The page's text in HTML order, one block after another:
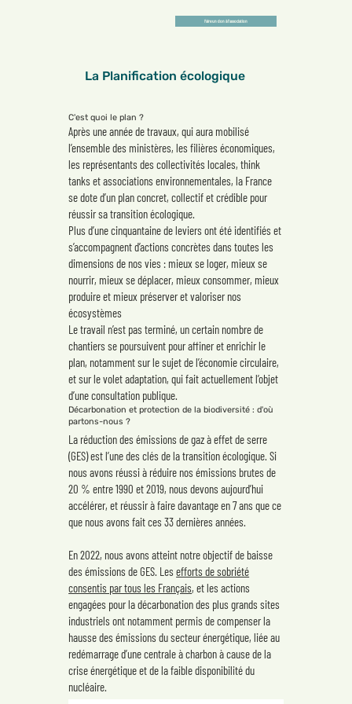
Faire un don à l'association
La Planification écologique
C'est quoi le plan ?
Après une année de travaux, qui aura mobilisé
l’ensemble des ministères, les filières économiques,
les représentants des collectivités locales, think
tanks et associations environnementales, la France
se dote d’un plan concret, collectif et crédible pour
réussir sa transition écologique.
Plus d’une cinquantaine de leviers ont été identifiés et
s’accompagnent d’actions concrètes dans toutes les
dimensions de nos vies : mieux se loger, mieux se
nourrir, mieux se déplacer, mieux consommer, mieux
produire et mieux préserver et valoriser nos
écosystèmes
Le travail n’est pas terminé, un certain nombre de
chantiers se poursuivent pour affiner et enrichir le
plan, notamment sur le sujet de l’économie circulaire,
et sur le volet adaptation, qui fait actuellement l’objet
d’une consultation publique.
Décarbonation et protection de la biodiversité : d'où
partons-nous ?
La réduction des émissions de gaz à effet de serre
(GES) est l’une des clés de la transition écologique. Si
nous avons réussi à réduire nos émissions brutes de
20 % entre 1990 et 2019, nous devons aujourd’hui
accélérer, et réussir à faire davantage en 7 ans que ce
que nous avons fait ces 33 dernières années.
En 2022, nous avons atteint notre objectif de baisse
des émissions de GES. Lesefforts de sobriété
consentis par tous les Français, et les actions
engagées pour la décarbonation des plus grands sites
industriels ont notamment permis de compenser la
hausse des émissions du secteur énergétique, liée au
redémarrage d’une centrale à charbon à cause de la
crise énergétique et de la faible disponibilité du
nucléaire.